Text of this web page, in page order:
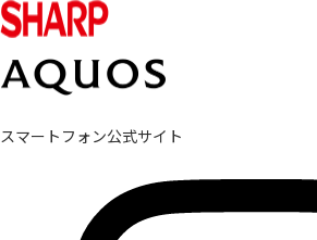
スマートフォン公式サイト